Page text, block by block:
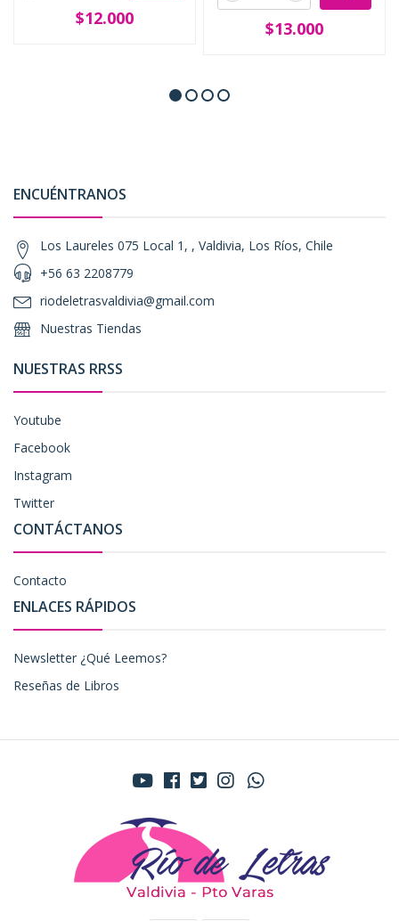
$12.000 $13.000
ENCUÉNTRANOS
Los Laureles 075 Local 1, , Valdivia, Los Ríos, Chile
+56 63 2208779
riodeletrasvaldivia@gmail.com
Nuestras Tiendas
NUESTRAS RRSS
Youtube
Facebook
Instagram
Twitter
CONTÁCTANOS
Contacto
ENLACES RÁPIDOS
Newsletter ¿Qué Leemos?
Reseñas de Libros